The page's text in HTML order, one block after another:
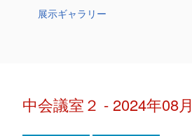
展示ギャラリー
中会議室２ - 2024年08月